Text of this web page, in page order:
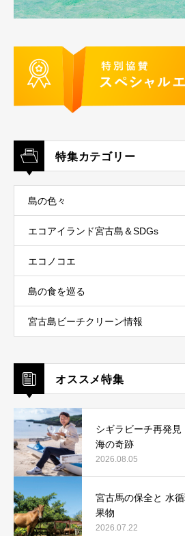
特集カテゴリー
島の色々
エコアイランド宮古島＆SDGs
エコノコエ
島の食を巡る
宮古島ビーチクリーン情報
オススメ特集
シギラビーチ再発
海の奇跡
2026.08.05
宮古馬の保全と 水
果物
2026.07.22